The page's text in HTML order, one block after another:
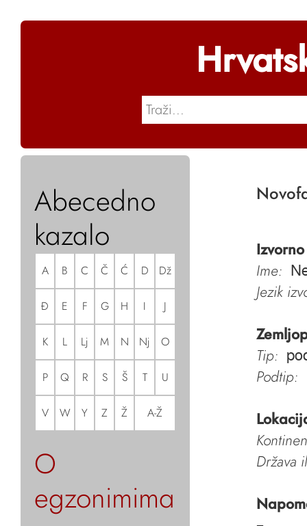
Abecedno
kazalo
A B C Č Ć D Dž
Đ E F G H I J
K L Lj M N Nj O
P Q R S Š T U
V W Y Z Ž A-Ž
O
egzonimima
Ime:
Jezik
Tip:
Podtip:
Država